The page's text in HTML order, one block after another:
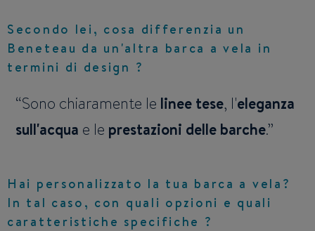
Secondo lei, cosa differenzia un
Beneteau da un'altra barca a vela in
termini di design ?
Sono chiaramente le linee tese, l'eleganza
sull'acqua e le prestazioni delle barche.
Hai personalizzato la tua barca a vela?
In tal caso, con quali opzioni e quali
caratteristiche specifiche ?